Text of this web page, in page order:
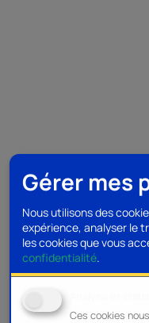
Gérer mes
Nous utilisons des
expérience, analyser le
les cookies que vous
confidentialité.
Ces cookies